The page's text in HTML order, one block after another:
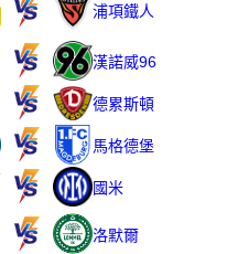
浦項鐵人
漢諾威96
德累斯頓
馬格德堡
國米
洛默爾